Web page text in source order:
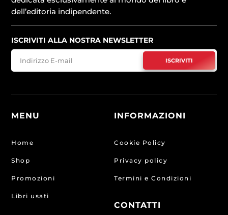
dell’editoria indipendente.
ISCRIVITI ALLA NOSTRA NEWSLETTER
ISCRIVITI
MENU
Home
Shop
Promozioni
Libri usati
INFORMAZIONI
Cookie Policy
Privacy policy
Termini e Condizioni
CONTATTI